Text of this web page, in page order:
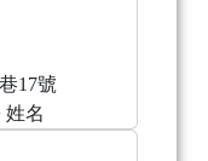
17號
姓名